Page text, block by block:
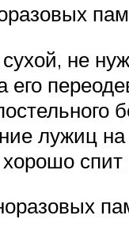
не
его
лужиц на